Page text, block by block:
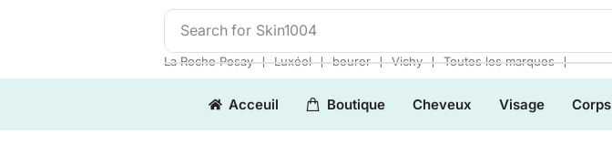
Search for Skin1004
La Roche Posay ❘ Luxéol ❘ beurer ❘ Vichy ❘ Toutes les marques ❘
Acceuil Boutique Cheveux Visage Corps